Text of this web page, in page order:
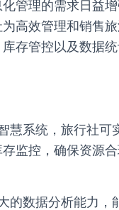
管理的需求日益
高效管理和销售
存管控以及数据
慧系统，旅行社可
监控，确保资源
的数据分析能力